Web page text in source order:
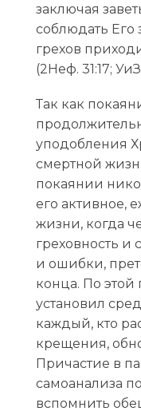
заключая
соблюдать
грехов
(2Неф. 31:17;
Так как
уподобления
смертной
покаянии
его активное,
жизни, когда
греховность и
и ошибки,
конца. По этой
установил
каждый, кто
крещения,
Причастие в
самоанализа
вспомнить